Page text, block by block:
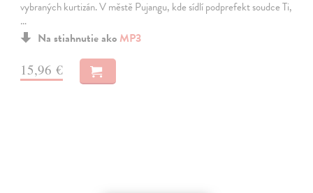
vybraných kurtizán. V městě Pujangu, kde sídlí podprefekt soudce Ti,
…
Na stiahnutie ako MP3
15,96 €